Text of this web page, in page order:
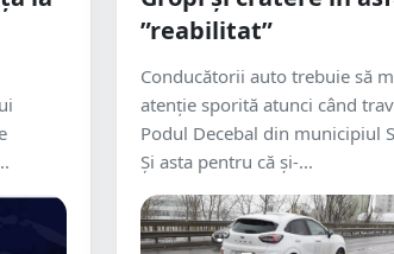
”reabilitat”
Conducătorii auto trebuie să
atenție sporită atunci când
Podul Decebal din municipiul
Și asta pentru că și-...